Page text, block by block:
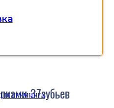
37зубьев
ГРУМИНГА